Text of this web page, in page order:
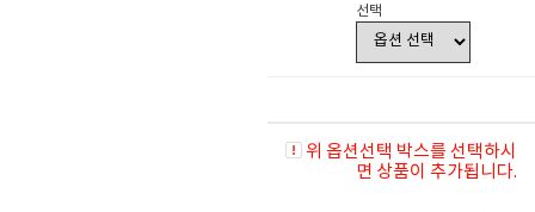
선택
위 옵션선택 박스를 선택하시
면 상품이 추가됩니다.